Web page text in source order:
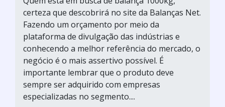
certeza que descobrirá no site da Balanças Net.
Fazendo um orçamento por meio da
plataforma de divulgação das indústrias e
conhecendo a melhor referência do mercado, o
negócio é o mais assertivo possível. É
importante lembrar que o produto deve
sempre ser adquirido com empresas
especializadas no segmento....